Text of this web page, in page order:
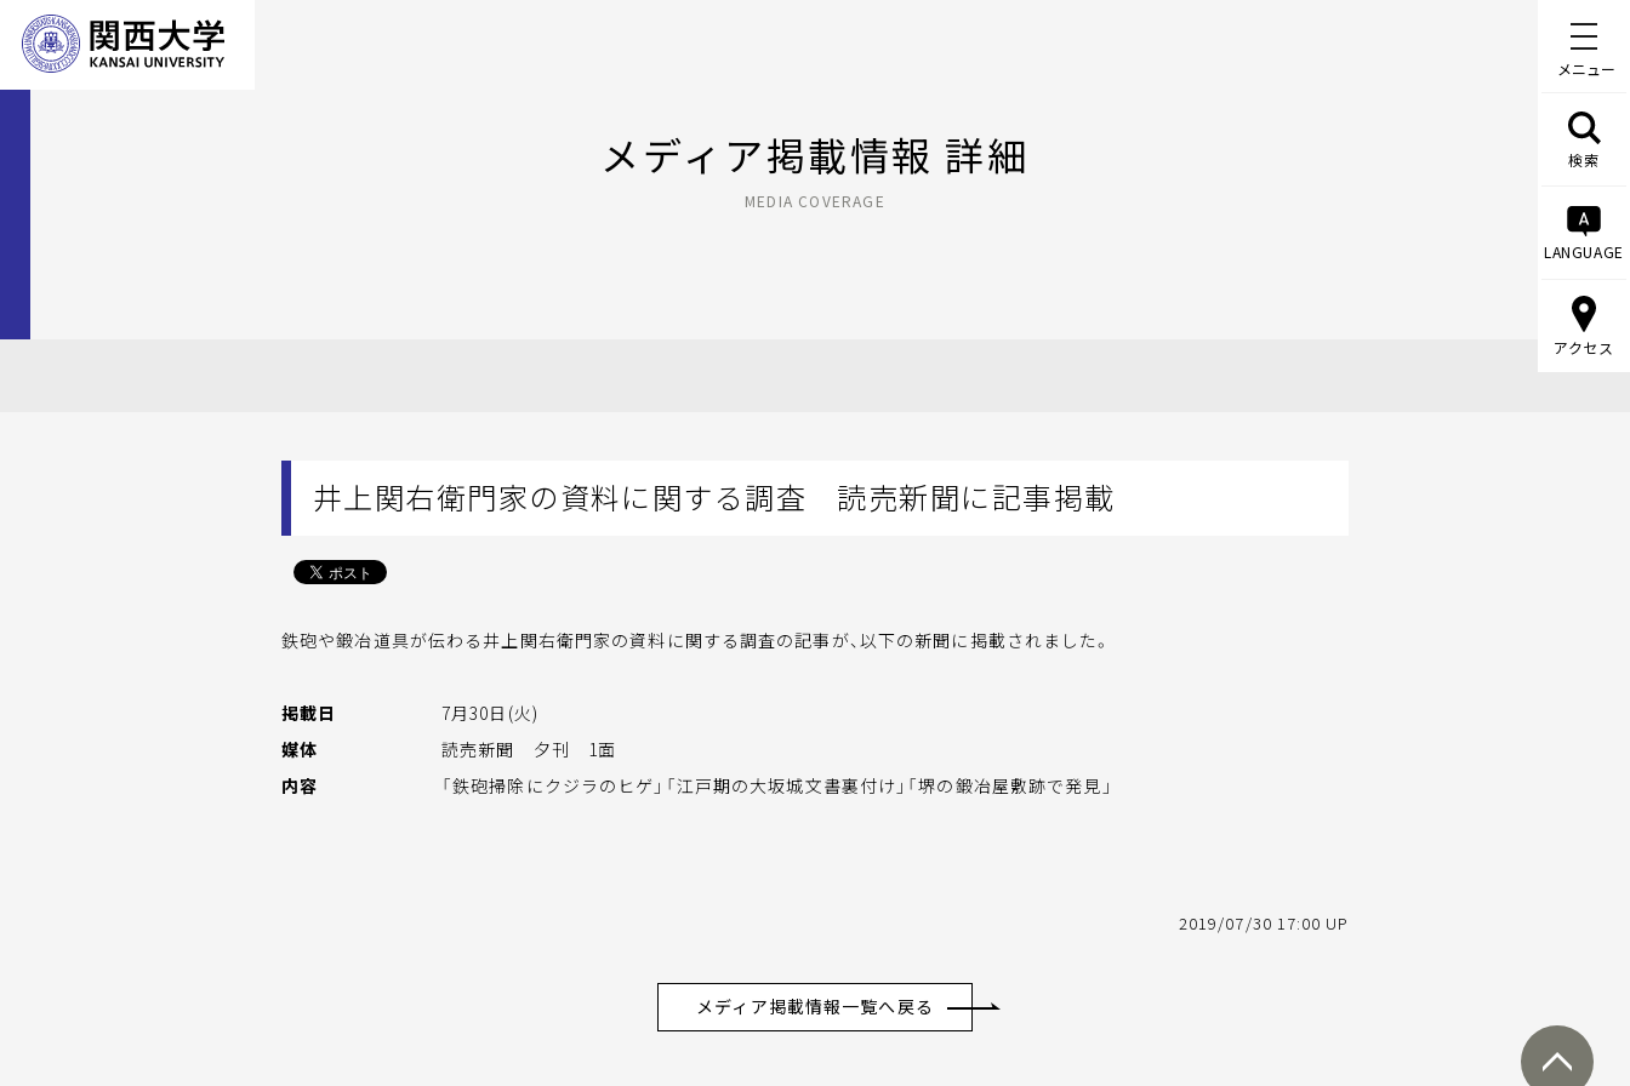
メニュー
検索
LANGUAGE
アクセス
メディア掲載情報 詳細
MEDIA COVERAGE
井上関右衛門家の資料に関する調査 読売新聞に記事掲載
鉄砲や鍛冶道具が伝わる井上関右衛門家の資料に関する調査の記事が、以下の新聞に掲載されました。
掲載日
7月30日(火)
媒体
読売新聞 夕刊 1面
内容
「鉄砲掃除にクジラのヒゲ」「江戸期の大坂城文書裏付け」「堺の鍛冶屋敷跡で発見」
2019/07/30 17:00 UP
メディア掲載情報一覧へ戻る